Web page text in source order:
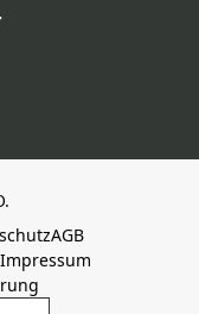
AGB
Impressum